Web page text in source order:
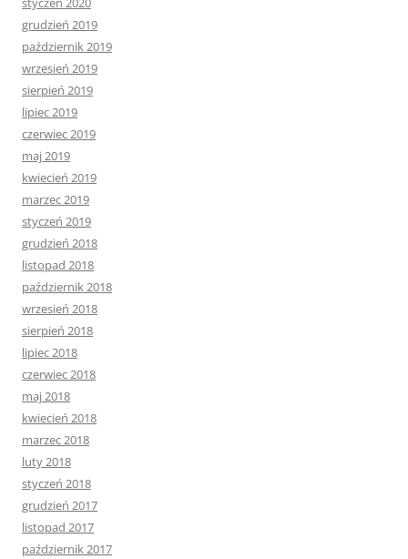
grudzień 2019
październik 2019
wrzesień 2019
sierpień 2019
lipiec 2019
czerwiec 2019
maj 2019
kwiecień 2019
marzec 2019
styczeń 2019
grudzień 2018
listopad 2018
październik 2018
wrzesień 2018
sierpień 2018
lipiec 2018
czerwiec 2018
maj 2018
kwiecień 2018
marzec 2018
luty 2018
styczeń 2018
grudzień 2017
listopad 2017
październik 2017